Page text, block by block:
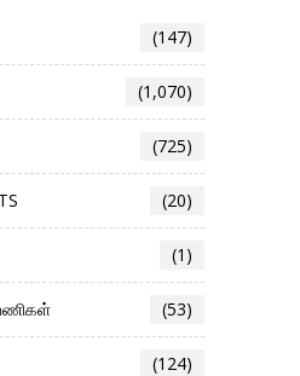
(147)
(1,070)
(725)
(20)
(1)
(53)
(124)